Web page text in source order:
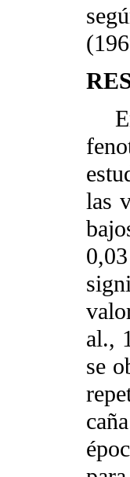
las
al.,
se